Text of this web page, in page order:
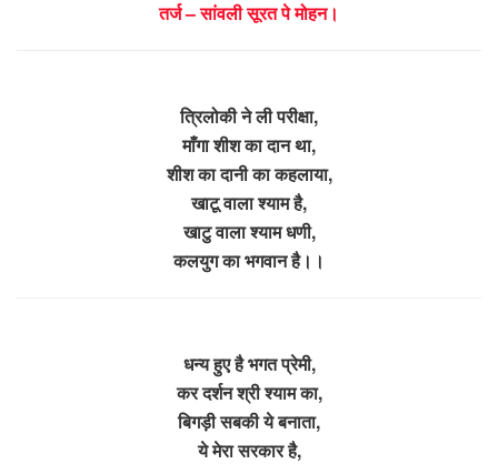
तर्ज – सांवली सूरत पे मोहन।
त्रिलोकी ने ली परीक्षा,
माँगा शीश का दान था,
शीश का दानी का कहलाया,
खाटू वाला श्याम है,
खाटु वाला श्याम धणी,
कलयुग का भगवान है।।
धन्य हुए है भगत प्रेमी,
कर दर्शन श्री श्याम का,
बिगड़ी सबकी ये बनाता,
ये मेरा सरकार है,